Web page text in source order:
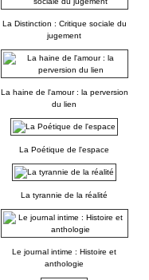
La Distinction : Critique sociale du
jugement
La haine de l'amour : la perversion
du lien
La Poétique de l'espace
La tyrannie de la réalité
Le journal intime : Histoire et
anthologie